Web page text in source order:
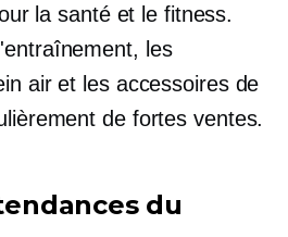
la santé et le fitness.
les
air et les accessoires de
de fortes ventes.
du